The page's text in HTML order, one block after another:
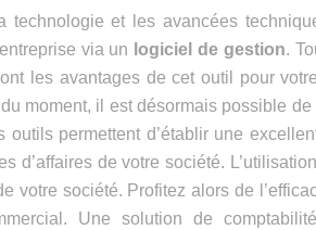
technologie et les avancées
via un logiciel de gestion.
les avantages de cet outil pour
moment, il est désormais possible
outils permettent d’établir une
d’affaires de votre société.
votre société. Profitez alors de
Une solution de